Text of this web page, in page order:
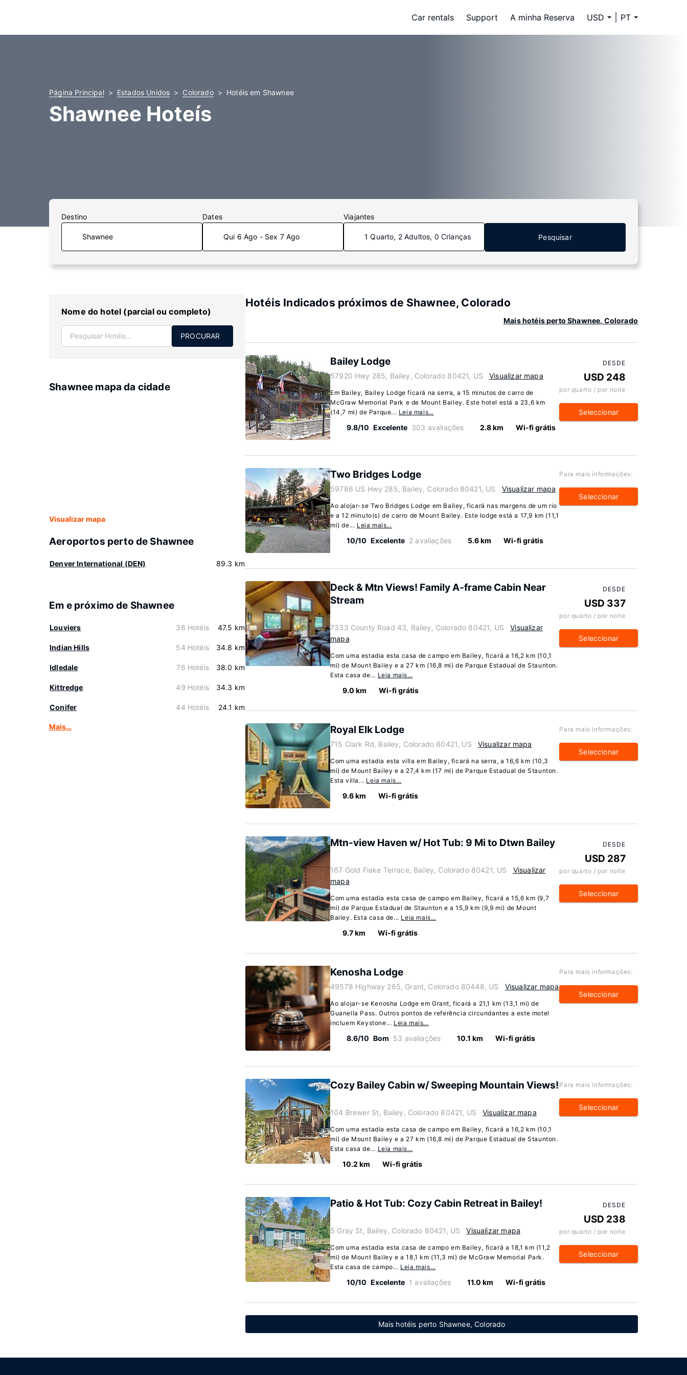
Car rentals Support A minha Reserva USD PT
Página Principal Estados Unidos Colorado Hotéis em Shawnee
Shawnee Hoteís
Destino Dates
Qui 6 Ago - Sex 7 Ago
Viajantes
1 Quarto, 2 Adultos, 0 Crianças Pesquisar
Nome do hotel (parcial ou completo)
PROCURAR
Shawnee mapa da cidade
Visualizar mapa
Aeroportos perto de Shawnee
Denver International (DEN) 89.3 km
Em e próximo de Shawnee
Louviers 36 Hotéis 47.5 km
Indian Hills 54 Hotéis 34.8 km
Idledale 76 Hotéis 38.0 km
Kittredge 49 Hotéis 34.3 km
Conifer 44 Hotéis 24.1 km
Mais…
Hotéis Indicados próximos de Shawnee, Colorado
Mais hotéis perto Shawnee, Colorado
Bailey Lodge
57920 Hwy 285, Bailey, Colorado 80421, US Visualizar mapa
Em Bailey, Bailey Lodge ficará na serra, a 15 minutos de carro de
McGraw Memorial Park e de Mount Bailey. Este hotel está a 23,6 km
(14,7 mi) de Parque... Leia mais…
9.8/10 Excelente 303 avaliações 2.8 km Wi-fi grátis
DESDE
USD 248
por quarto / por noite
Seleccionar
Two Bridges Lodge
59786 US Hwy 285, Bailey, Colorado 80421, US Visualizar mapa
Ao alojar-se Two Bridges Lodge em Bailey, ficará nas margens de um rio
e a 12 minuto(s) de carro de Mount Bailey. Este lodge está a 17,9 km (11,1
mi) de... Leia mais…
10/10 Excelente 2 avaliações 5.6 km Wi-fi grátis
Para mais informações:
Seleccionar
Deck & Mtn Views! Family A-frame Cabin Near
Stream
7333 County Road 43, Bailey, Colorado 80421, US
Visualizar
mapa
Com uma estadia esta casa de campo em Bailey, ficará a 16,2 km (10,1
mi) de Mount Bailey e a 27 km (16,8 mi) de Parque Estadual de Staunton.
Esta casa de... Leia mais…
9.0 km Wi-fi grátis
DESDE
USD 337
por quarto / por noite
Seleccionar
Royal Elk Lodge
715 Clark Rd, Bailey, Colorado 80421, US Visualizar mapa
Com uma estadia esta villa em Bailey, ficará na serra, a 16,6 km (10,3
mi) de Mount Bailey e a 27,4 km (17 mi) de Parque Estadual de Staunton.
Esta villa... Leia mais…
9.6 km Wi-fi grátis
Para mais informações:
Seleccionar
Mtn-view Haven w/ Hot Tub: 9 Mi to Dtwn Bailey
167 Gold Flake Terrace, Bailey, Colorado 80421, US
Visualizar
mapa
Com uma estadia esta casa de campo em Bailey, ficará a 15,6 km (9,7
mi) de Parque Estadual de Staunton e a 15,9 km (9,9 mi) de Mount
Bailey. Esta casa de... Leia mais…
9.7 km Wi-fi grátis
DESDE
USD 287
por quarto / por noite
Seleccionar
Kenosha Lodge
49578 Highway 285, Grant, Colorado 80448, US Visualizar mapa
Ao alojar-se Kenosha Lodge em Grant, ficará a 21,1 km (13,1 mi) de
Guanella Pass. Outros pontos de referência circundantes a este motel
incluem Keystone... Leia mais…
8.6/10 Bom 53 avaliações 10.1 km Wi-fi grátis
Para mais informações:
Seleccionar
Cozy Bailey Cabin w/ Sweeping Mountain Views!
104 Brewer St, Bailey, Colorado 80421, US Visualizar mapa
Com uma estadia esta casa de campo em Bailey, ficará a 16,2 km (10,1
mi) de Mount Bailey e a 27 km (16,8 mi) de Parque Estadual de Staunton.
Esta casa de... Leia mais…
10.2 km Wi-fi grátis
Para mais informações:
Seleccionar
Patio & Hot Tub: Cozy Cabin Retreat in Bailey!
5 Gray St, Bailey, Colorado 80421, US Visualizar mapa
Com uma estadia esta casa de campo em Bailey, ficará a 18,1 km (11,2
mi) de Mount Bailey e a 18,1 km (11,3 mi) de McGraw Memorial Park.
Esta casa de campo... Leia mais…
10/10 Excelente 1 avaliações 11.0 km Wi-fi grátis
DESDE
USD 238
por quarto / por noite
Seleccionar
Mais hotéis perto Shawnee, Colorado